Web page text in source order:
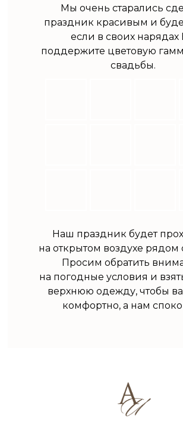
Мы очень старались
праздник красивым и
если в своих нарядах
поддержите цветовую
свадьбы.
Наш праздник будет
на открытом воздухе рядом
Просим обратить
на погодные условия и
верхнюю одежду, чтобы
комфортно, а нам